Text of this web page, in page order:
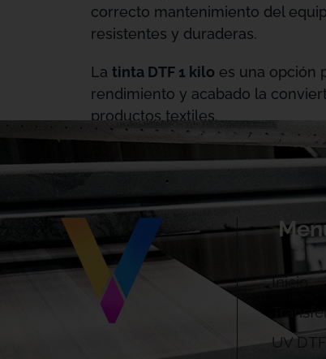
correcto mantenimiento del
resistentes y duraderas.
La tinta DTF 1 kilo es una opción
rendimiento y acabado la
productos textiles.
Inicio
UV DTF